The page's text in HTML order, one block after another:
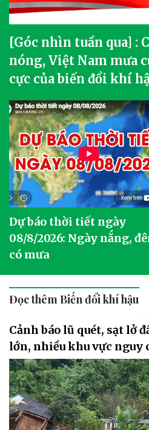
[Góc nhìn tuần qua] :
nóng, Việt Nam mưa
cực của biến đổi khí
Dự báo thời tiết ngày
08/8/2026: Ngày nắng,
có mưa
Đọc thêm Biến đổi khí hậu
Cảnh báo lũ quét, sạt lở
lớn, nhiều khu vực nguy